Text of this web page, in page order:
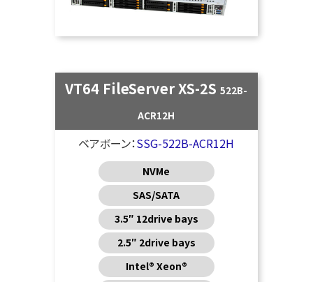
VT64 FileServer XS-2S522B-
ACR12H
ベアボーン：SSG-522B-ACR12H
NVMe
SAS/SATA
3.5″ 12drive bays
2.5″ 2drive bays
Intel® Xeon®